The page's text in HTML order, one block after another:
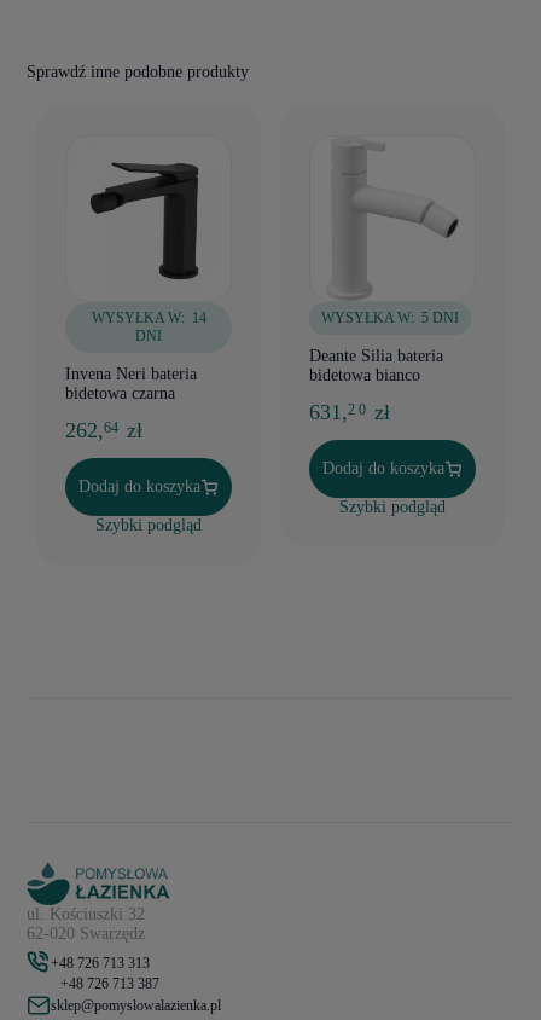
Sprawdź inne podobne produkty
WYSYŁKA W: 14
DNI
Invena Neri bateria
bidetowa czarna
262,64 zł
Dodaj do koszyka
Szybki podgląd
WYSYŁKA W: 5 DNI
Deante Silia bateria
bidetowa bianco
631,2 0 zł
Dodaj do koszyka
Szybki podgląd
ul. Kościuszki 32
62-020 Swarzędz
+48 726 713 313
+48 726 713 387
sklep@pomyslowalazienka.pl